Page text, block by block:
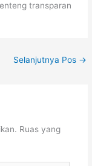
transparan
Selanjutnya Pos →
Ruas yang